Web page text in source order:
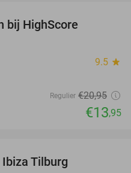
bij HighScore
9.5 star
Regulier €20,95
€13,95
Tilburg